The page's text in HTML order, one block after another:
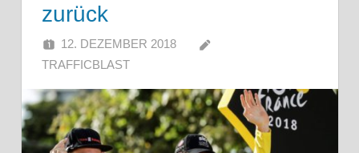
zurück
12. DEZEMBER 2018
TRAFFICBLAST